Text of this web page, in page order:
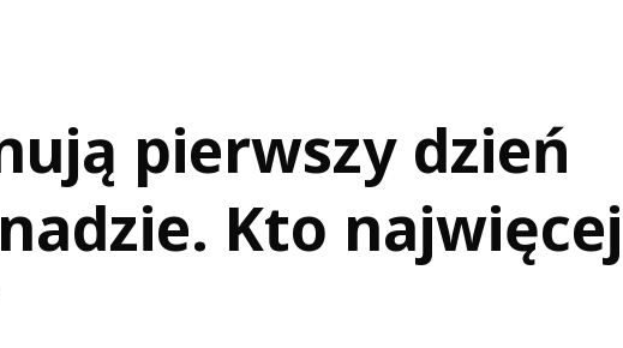
pierwszy dzień
Kto najwięcej